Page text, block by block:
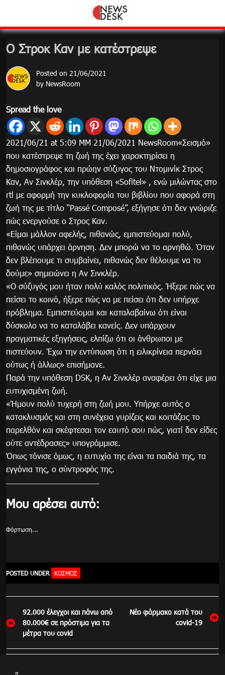
content
Ο Στροκ Καν με κατέστρεψε
Posted on 21/06/2021
by NewsRoom
Spread the love
2021/06/21 at 5:09 ΜΜ 21/06/2021 NewsRoom«Σεισμό»
που κατέστρεψε τη ζωή της έχει χαρακτηρίσει η
δημοσιογράφος και πρώην σύζυγος του Ντομινίκ Στρος
Καν, Αν Σινκλέρ, την υπόθεση «Sofitel» , ενώ μιλώντας στο
rtl με αφορμή την κυκλοφορία του βιβλίου που αφορά στη
ζωή της με τίτλο “Passé Composé”, εξήγησε ότι δεν γνώριζε
πώς ενεργούσε ο Στρος Καν.
«Είμαι μάλλον αφελής, πιθανώς, εμπιστεύομαι πολύ,
πιθανώς υπάρχει άρνηση. Δεν μπορώ να το αρνηθώ. Όταν
δεν βλέπουμε τι συμβαίνει, πιθανώς δεν θέλουμε να το
δούμε» σημειώνει η Αν Σινκλέρ.
«Ο σύζυγός μου ήταν πολύ καλός πολιτικός. Ήξερε πώς να
πείσει το κοινό, ήξερε πώς να με πείσει ότι δεν υπήρχε
πρόβλημα. Εμπιστεύομαι και καταλαβαίνω ότι είναι
δύσκολο να το καταλάβει κανείς. Δεν υπάρχουν
πραγματικές εξηγήσεις, ελπίζω ότι οι άνθρωποι με
πιστεύουν. Έχω την εντύπωση ότι η ειλικρίνεια περνάει
ούτως ή άλλως» επισήμανε.
Παρά την υπόθεση DSK, η Αν Σινκλέρ αναφέρει ότι είχε μια
ευτυχισμένη ζωή.
«Ήμουν πολύ τυχερή στη ζωή μου. Υπήρχε αυτός ο
κατακλυσμός και στη συνέχεια γυρίζεις και κοιτάζεις το
παρελθόν και σκέφτεσαι τον εαυτό σου πώς, γιατί δεν είδες
ούτε αντέδρασες» υπογράμμισε.
Όπως τόνισε όμως, η ευτυχία της είναι τα παιδιά της, τα
εγγόνια της, ο σύντροφός της.
Μου αρέσει αυτό:
Φόρτωση...
POSTED UNDER ΚΌΣΜΟΣ
Πλοήγηση
άρθρων
92.000 έλεγχοι και πάνω από
80.000€ σε πρόστιμα για τα
μέτρα του covid
Νέο φάρμακο κατά του
covid-19